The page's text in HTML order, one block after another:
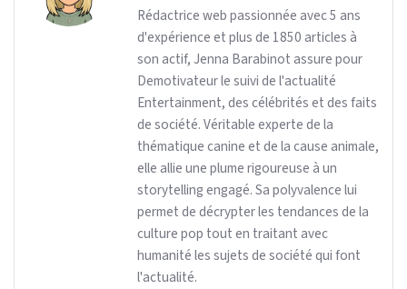
Rédactrice web passionnée avec 5 ans
d'expérience et plus de 1850 articles à
son actif, Jenna Barabinot assure pour
Demotivateur le suivi de l'actualité
Entertainment, des célébrités et des faits
de société. Véritable experte de la
thématique canine et de la cause animale,
elle allie une plume rigoureuse à un
storytelling engagé. Sa polyvalence lui
permet de décrypter les tendances de la
culture pop tout en traitant avec
humanité les sujets de société qui font
l'actualité.